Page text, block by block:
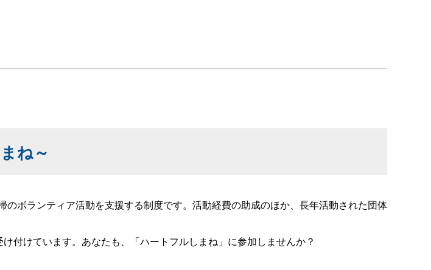
ね～
ボランティア活動を支援する制度です。活動経費の助成のほか、長年活動された団体
付けています。あなたも、「ハートフルしまね」に参加しませんか？